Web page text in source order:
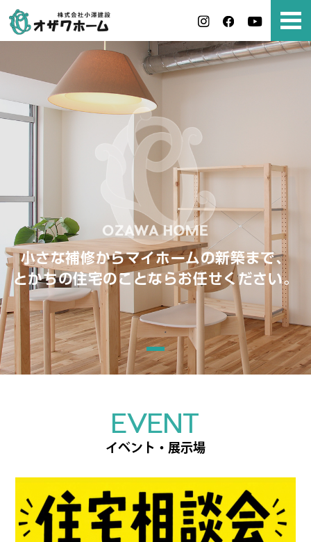
小さな補修からマイホームの新築まで、
とかちの住宅のことならお任せください。
EVENT
イベント・展示場